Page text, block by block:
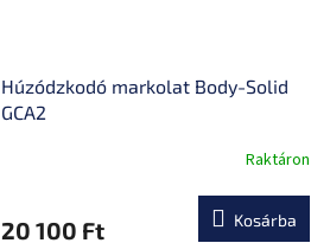
Húzódzkodó markolat Body-Solid
GCA2
Raktáron
20 100 Ft Kosárba